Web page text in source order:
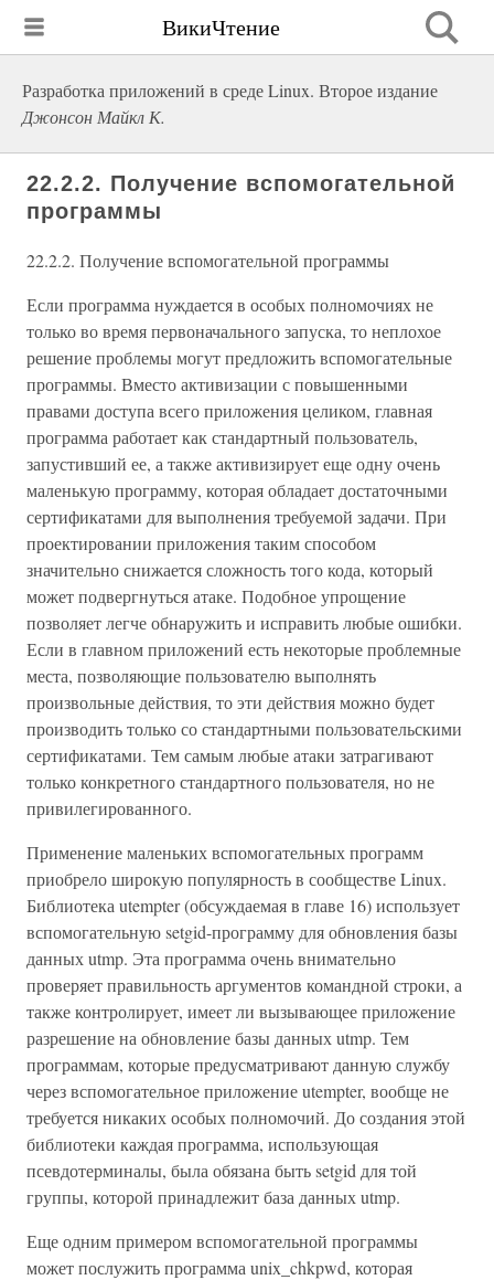
ВикиЧтение
Разработка приложений в среде Linux. Второе издание
Джонсон Майкл К.
22.2.2. Получение вспомогательной
программы
22.2.2. Получение вспомогательной программы
Если программа нуждается в особых полномочиях не
только во время первоначального запуска, то неплохое
решение проблемы могут предложить вспомогательные
программы. Вместо активизации с повышенными
правами доступа всего приложения целиком, главная
программа работает как стандартный пользователь,
запустивший ее, а также активизирует еще одну очень
маленькую программу, которая обладает достаточными
сертификатами для выполнения требуемой задачи. При
проектировании приложения таким способом
значительно снижается сложность того кода, который
может подвергнуться атаке. Подобное упрощение
позволяет легче обнаружить и исправить любые ошибки.
Если в главном приложений есть некоторые проблемные
места, позволяющие пользователю выполнять
произвольные действия, то эти действия можно будет
производить только со стандартными пользовательскими
сертификатами. Тем самым любые атаки затрагивают
только конкретного стандартного пользователя, но не
привилегированного.
Применение маленьких вспомогательных программ
приобрело широкую популярность в сообществе Linux.
Библиотека utempter (обсуждаемая в главе 16) использует
вспомогательную setgid-программу для обновления базы
данных utmp. Эта программа очень внимательно
проверяет правильность аргументов командной строки, а
также контролирует, имеет ли вызывающее приложение
разрешение на обновление базы данных utmp. Тем
программам, которые предусматривают данную службу
через вспомогательное приложение utempter, вообще не
требуется никаких особых полномочий. До создания этой
библиотеки каждая программа, использующая
псевдотерминалы, была обязана быть setgid для той
группы, которой принадлежит база данных utmp.
Еще одним примером вспомогательной программы
может послужить программа unix_chkpwd, которая